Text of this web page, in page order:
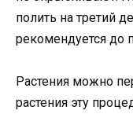
полить на третий
рекомендуется до
Растения можно
растения эту